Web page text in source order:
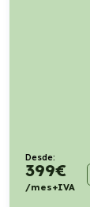
Desde:
399€
/mes+IVA